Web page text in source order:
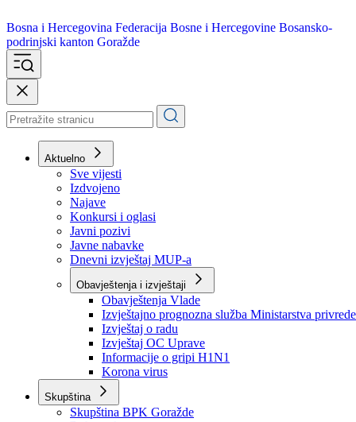
Bosna i Hercegovina
podrinjski kanton Goražde
Aktuelno
Sve vijesti
Izdvojeno
Najave
Konkursi i oglasi
Javni pozivi
Javne nabavke
Dnevni izvještaj MUP-a
Obavještenja i izvještaji
Obavještenja Vlade
Izvještajno prognozna služba Ministarstva privrede
Izvještaj o radu
Izvještaj OC Uprave
Informacije o gripi H1N1
Korona virus